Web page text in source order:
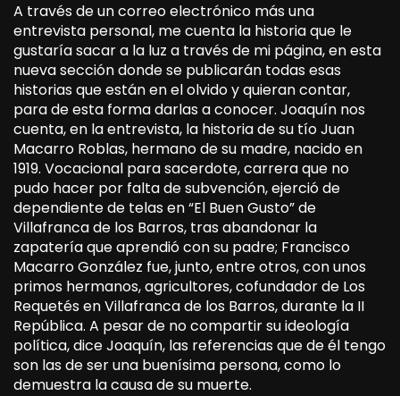
A través de un correo electrónico más una
entrevista personal, me cuenta la historia que le
gustaría sacar a la luz a través de mi página, en esta
nueva sección donde se publicarán todas esas
historias que están en el olvido y quieran contar,
para de esta forma darlas a conocer. Joaquín nos
cuenta, en la entrevista, la historia de su tío Juan
Macarro Roblas, hermano de su madre, nacido en
1919. Vocacional para sacerdote, carrera que no
pudo hacer por falta de subvención, ejerció de
dependiente de telas en “El Buen Gusto” de
Villafranca de los Barros, tras abandonar la
zapatería que aprendió con su padre; Francisco
Macarro González fue, junto, entre otros, con unos
primos hermanos, agricultores, cofundador de Los
Requetés en Villafranca de los Barros, durante la II
República. A pesar de no compartir su ideología
política, dice Joaquín, las referencias que de él tengo
son las de ser una buenísima persona, como lo
demuestra la causa de su muerte.